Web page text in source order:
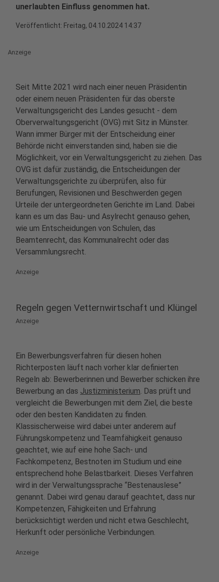
unerlaubten Einfluss genommen hat.
Veröffentlicht: Freitag, 04.10.2024 14:37
Anzeige
Seit Mitte 2021 wird nach einer neuen Präsidentin
oder einem neuen Präsidenten für das oberste
Verwaltungsgericht des Landes gesucht - dem
Oberverwaltungsgericht (OVG) mit Sitz in Münster.
Wann immer Bürger mit der Entscheidung einer
Behörde nicht einverstanden sind, haben sie die
Möglichkeit, vor ein Verwaltungsgericht zu ziehen. Das
OVG ist dafür zuständig, die Entscheidungen der
Verwaltungsgerichte zu überprüfen, also für
Berufungen, Revisionen und Beschwerden gegen
Urteile der untergeordneten Gerichte im Land. Dabei
kann es um das Bau- und Asylrecht genauso gehen,
wie um Entscheidungen von Schulen, das
Beamtenrecht, das Kommunalrecht oder das
Versammlungsrecht.
Anzeige
Regeln gegen Vetternwirtschaft und Klüngel
Anzeige
Ein Bewerbungsverfahren für diesen hohen
Richterposten läuft nach vorher klar definierten
Regeln ab: Bewerberinnen und Bewerber schicken ihre
Bewerbung an das Justizministerium. Das prüft und
vergleicht die Bewerbungen mit dem Ziel, die beste
oder den besten Kandidaten zu finden.
Klassischerweise wird dabei unter anderem auf
Führungskompetenz und Teamfähigkeit genauso
geachtet, wie auf eine hohe Sach- und
Fachkompetenz, Bestnoten im Studium und eine
entsprechend hohe Belastbarkeit. Dieses Verfahren
wird in der Verwaltungssprache “Bestenauslese”
genannt. Dabei wird genau darauf geachtet, dass nur
Kompetenzen, Fähigkeiten und Erfahrung
berücksichtigt werden und nicht etwa Geschlecht,
Herkunft oder persönliche Verbindungen.
Anzeige